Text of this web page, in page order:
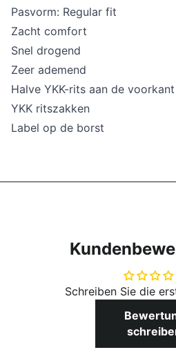
Pasvorm: Regular fit
Zacht comfort
Snel drogend
Zeer ademend
Halve YKK-rits aan de voorkant
YKK ritszakken
Label op de borst
Schreiben Sie die